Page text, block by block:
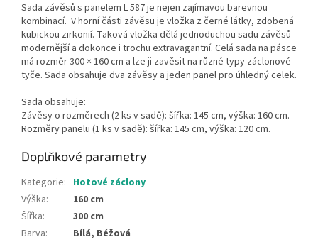
Sada závěsů s panelem L 587 je nejen zajímavou barevnou
kombinací. V horní části závěsu je vložka z černé látky, zdobená
kubickou zirkonií. Taková vložka dělá jednoduchou sadu závěsů
modernější a dokonce i trochu extravagantní. Celá sada na pásce
má rozměr 300 × 160 cm a lze ji zavěsit na různé typy záclonové
tyče. Sada obsahuje dva závěsy a jeden panel pro úhledný celek.
Sada obsahuje:
Závěsy o rozměrech (2 ks v sadě): šířka: 145 cm, výška: 160 cm.
Rozměry panelu (1 ks v sadě): šířka: 145 cm, výška: 120 cm.
Doplňkové parametry
Kategorie: Hotové záclony
Výška:
160 cm
Šířka:
300 cm
Barva:
Bílá, Béžová